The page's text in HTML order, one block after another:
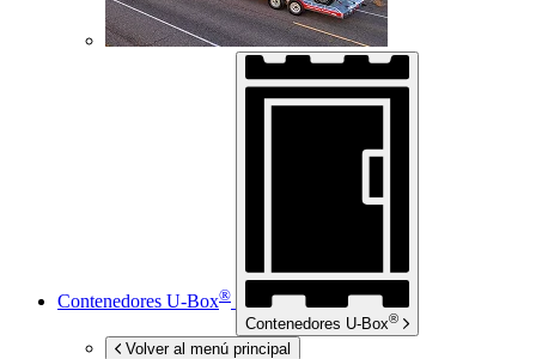
Contenedores U-Box®
Contenedores U-Box®
Volver al menú principal